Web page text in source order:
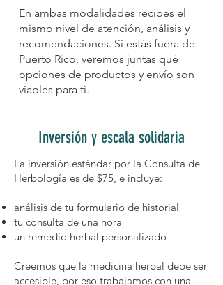
En ambas modalidades recibes el
mismo nivel de atención, análisis y
recomendaciones. Si estás fuera de
Puerto Rico, veremos juntas qué
opciones de productos y envío son
viables para ti.
Inversión y escala solidaria
La inversión estándar por la Consulta de
Herbología es de $75, e incluye:
análisis de tu formulario de historial
tu consulta de una hora
un remedio herbal personalizado
Creemos que la medicina herbal debe ser
accesible, por eso trabajamos con una